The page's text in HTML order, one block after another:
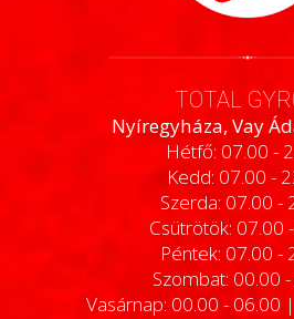
TOTAL
Nyíregyháza, Vay
Hétfő: 07.00 -
Kedd: 07.00 -
Szerda: 07.00 -
Csütrötök: 07.00
Péntek: 07.00 -
Szombat: 00.00
Vasárnap: 00.00 - 06.00